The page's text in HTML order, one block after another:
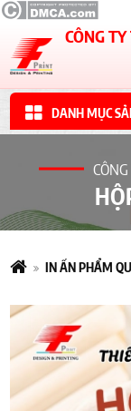
CÔNG
DANH MỤC
IN ẤN PHẨM